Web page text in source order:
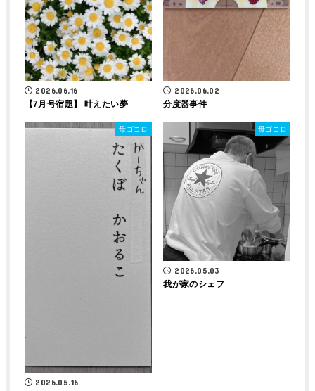
2026.06.16
【7月号宿題】 叶えたい夢
2026.06.02
分度器事件
母ゴコロ
2026.05.16
母ゴコロ
2026.05.03
我が家のシェフ